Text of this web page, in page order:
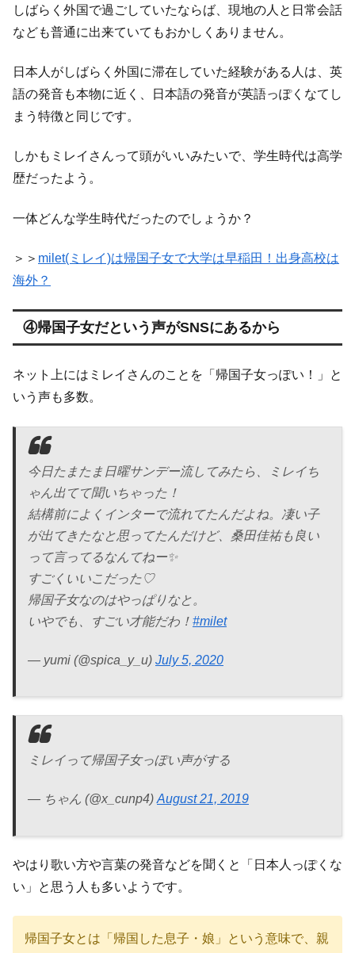
しばらく外国で過ごしていたならば、現地の人と日常会話
なども普通に出来ていてもおかしくありません。
日本人がしばらく外国に滞在していた経験がある人は、英
語の発音も本物に近く、日本語の発音が英語っぽくなてし
まう特徴と同じです。
しかもミレイさんって頭がいいみたいで、学生時代は高学
歴だったよう。
一体どんな学生時代だったのでしょうか？
＞＞ milet(ミレイ)は帰国子女で大学は早稲田！出身高校は
海外？
④帰国子女だという声がSNSにあるから
ネット上にはミレイさんのことを「帰国子女っぽい！」と
いう声も多数。
今日たまたま日曜サンデー流してみたら、ミレイち
ゃん出てて聞いちゃった！
結構前によくインターで流れてたんだよね。凄い子
が出てきたなと思ってたんだけど、桑田佳祐も良い
って言ってるなんてねー✨
すごくいいこだった♡
帰国子女なのはやっぱりなと。
いやでも、すごい才能だわ！ #milet
— yumi (@spica_y_u) July 5, 2020
ミレイって帰国子女っぽい声がする
— ちゃん (@x_cunp4) August 21, 2019
やはり歌い方や言葉の発音などを聞くと「日本人っぽくな
い」と思う人も多いようです。
帰国子女とは「帰国した息子・娘」という意味で、親